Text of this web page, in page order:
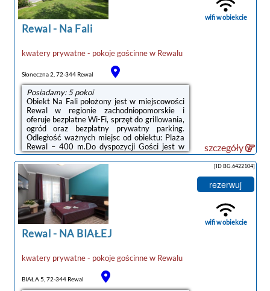
hotelowa od godziny 16:00 do 10:00.in order
to guarantee the porperty comfort, every
guest must ...
Rewal- Na Fali
kwatery prywatne - pokoje gościnnew Rewalu
Słoneczna 2, 72-344 Rewal
Posiadamy: 5 pokoi
Obiekt Na Fali położony jest w miejscowości
Rewal w regionie zachodniopomorskie i
oferuje bezpłatne Wi-Fi, sprzęt do grillowania,
ogród oraz bezpłatny prywatny parking.
Odległość ważnych miejsc od obiektu: Plaża
Rewal – 400 m.Do dyspozycji Gości jest w
pełni wyposażona prywatna łazienka z
prysznicem i suszarką do włosów.Odległość
ważnych miejsc od obiektu: PKP Kołobrzeg –
49 km, Molo w Kołobrzegu – 49 km.Doba
hotelowa od godziny 15:00 do 10:00.W
obiekcie obowiązuje zakaz organizowania
wieczorów panieńskich, kawalerskich
itp.Prosimy o wcześniejsze poinformowanie ...
wifi w obiekcie
szczegóły
Rewal- NA BIAŁEJ
kwatery prywatne - pokoje gościnnew Rewalu
BIAŁA 5, 72-344 Rewal
[ID BG.6422104]
rezerwuj
wifi w obiekcie